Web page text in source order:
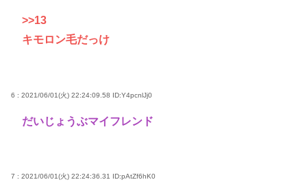
>>13
キモロン毛だっけ
6 : 2021/06/01(火) 22:24:09.58 ID:Y4pcnlJj0
だいじょうぶマイフレンド
7 : 2021/06/01(火) 22:24:36.31 ID:pAtZf6hK0